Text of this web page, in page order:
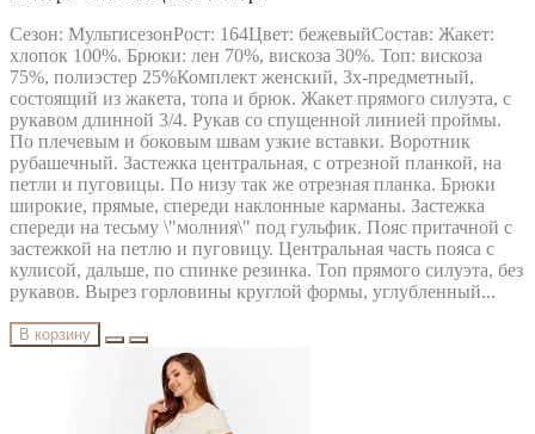
Сезон: МультисезонРост: 164Цвет: бежевыйСостав: Жакет:
хлопок 100%. Брюки: лен 70%, вискоза 30%. Топ: вискоза
75%, полиэстер 25%Комплект женский, 3х-предметный,
состоящий из жакета, топа и брюк. Жакет прямого силуэта, с
рукавом длинной 3/4. Рукав со спущенной линией проймы.
По плечевым и боковым швам узкие вставки. Воротник
рубашечный. Застежка центральная, с отрезной планкой, на
петли и пуговицы. По низу так же отрезная планка. Брюки
широкие, прямые, спереди наклонные карманы. Застежка
спереди на тесьму \"молния\" под гульфик. Пояс притачной с
застежкой на петлю и пуговицу. Центральная часть пояса с
кулисой, дальше, по спинке резинка. Топ прямого силуэта, без
рукавов. Вырез горловины круглой формы, углубленный...
В корзину